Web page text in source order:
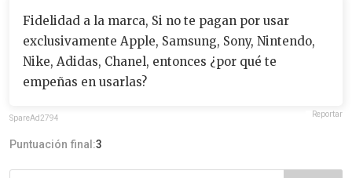
Fidelidad a la marca, Si no te pagan por usar
exclusivamente Apple, Samsung, Sony, Nintendo,
Nike, Adidas, Chanel, entonces ¿por qué te
empeñas en usarlas?
SpareAd2794 Reportar
Puntuación final:3